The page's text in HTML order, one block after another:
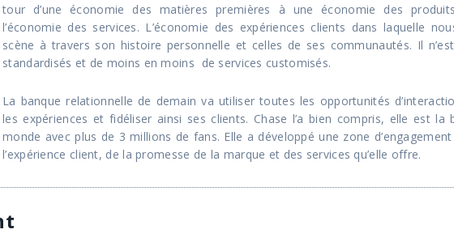
tour d’une économie des matières premières à une économie des
l’économie des services. L’économie des expériences clients dans laquelle
scène à travers son histoire personnelle et celles de ses communautés. Il
standardisés et de moins en moins de services customisés.
La banque relationnelle de demain va utiliser toutes les opportunités
les expériences et fidéliser ainsi ses clients. Chase l’a bien compris, elle est la
monde avec plus de 3 millions de fans. Elle a développé une zone
l’expérience client, de la promesse de la marque et des services qu’elle offre.